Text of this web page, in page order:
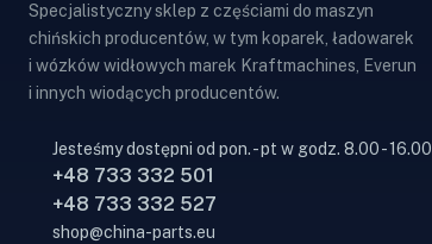
Specjalistyczny sklep z częściami do maszyn
chińskich producentów, w tym koparek, ładowarek
i wózków widłowych marek Kraftmachines, Everun
i innych wiodących producentów.
Jesteśmy dostępni od pon. - pt w godz. 8.00 - 16.00
+48 733 332 501
+48 733 332 527
shop@china-parts.eu